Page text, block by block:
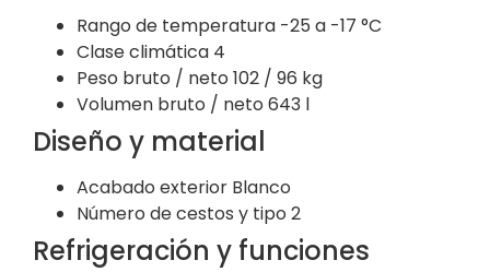
Rango de temperatura -25 a -17 °C
Clase climática 4
Peso bruto / neto 102 / 96 kg
Volumen bruto / neto 643 l
Diseño y material
Acabado exterior Blanco
Número de cestos y tipo 2
Refrigeración y funciones